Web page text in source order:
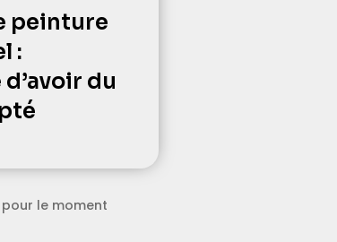
peinture
:
du
le moment